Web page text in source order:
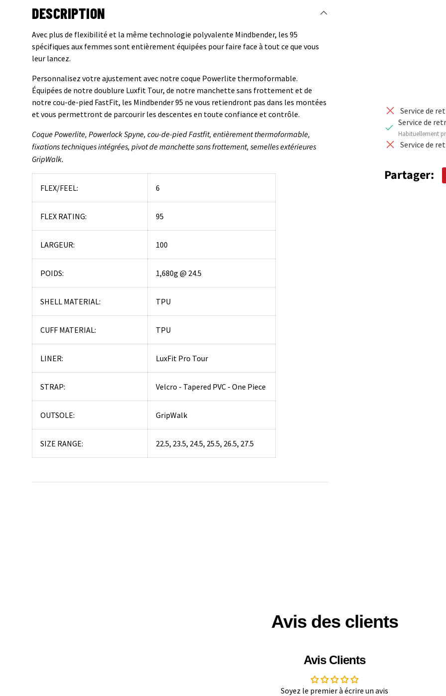
Service de
Service de
Habituellement
Service de
Partager:
DESCRIPTION
Avec plus de flexibilité et la même technologie polyvalente Mindbender, les 95
spécifiques aux femmes sont entièrement équipées pour faire face à tout ce que vous
leur lancez.
Personnalisez votre ajustement avec notre coque Powerlite thermoformable.
Équipées de notre doublure Luxfit Tour, de notre manchette sans frottement et de
notre cou-de-pied FastFit, les Mindbender 95 ne vous retiendront pas dans les montées
et vous permettront de parcourir les descentes en toute confiance et contrôle.
Coque Powerlite, Powerlock Spyne, cou-de-pied Fastfit, entièrement thermoformable,
fixations techniques intégrées, pivot de manchette sans frottement, semelles extérieures
GripWalk.
FLEX/FEEL: 6
FLEX RATING: 95
LARGEUR: 100
POIDS: 1,680g @ 24.5
SHELL MATERIAL: TPU
CUFF MATERIAL: TPU
LINER: LuxFit Pro Tour
STRAP: Velcro - Tapered PVC - One Piece
OUTSOLE: GripWalk
SIZE RANGE: 22.5, 23.5, 24.5, 25.5, 26.5, 27.5
Avis des clients
Avis Clients
Soyez le premier à écrire un avis